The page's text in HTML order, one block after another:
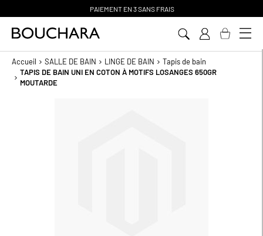
PAIEMENT EN 3 SANS FRAIS
Accueil SALLE DE BAIN LINGE DE BAIN
Tapis de bain
TAPIS DE BAIN UNI EN COTON À MOTIFS LOSANGES 650GR
MOUTARDE